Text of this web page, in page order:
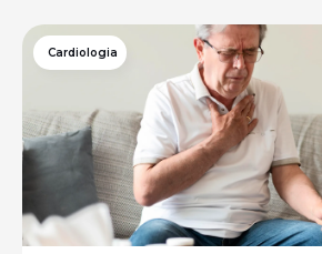
Cardiologia